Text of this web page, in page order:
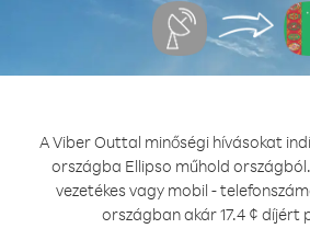
A Viber Outtal minőségi hívásokat
országba Ellipso műhold országból.
vezetékes vagy mobil -
országban akár 17.4 ¢ díjért